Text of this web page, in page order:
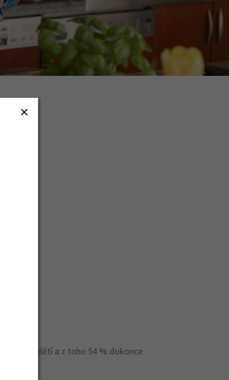
16,4 % dětí a z toho 54 % dokonce
2021.